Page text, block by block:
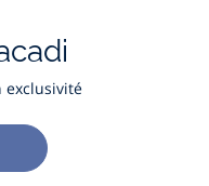
exclusivité